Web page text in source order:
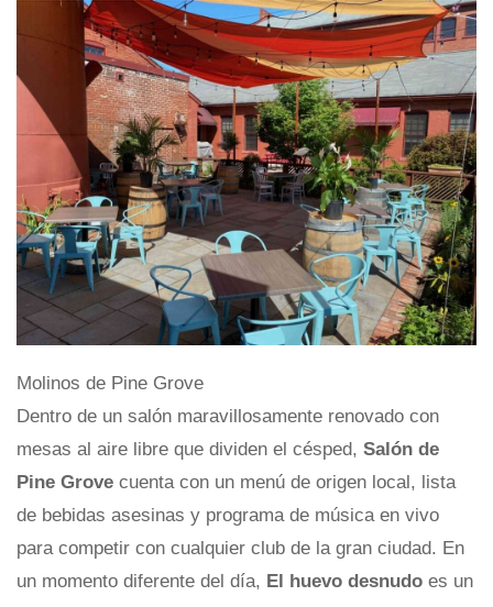
Molinos de Pine Grove
Dentro de un salón maravillosamente renovado con
mesas al aire libre que dividen el césped, Salón de
Pine Grove cuenta con un menú de origen local, lista
de bebidas asesinas y programa de música en vivo
para competir con cualquier club de la gran ciudad. En
un momento diferente del día, El huevo desnudo es un